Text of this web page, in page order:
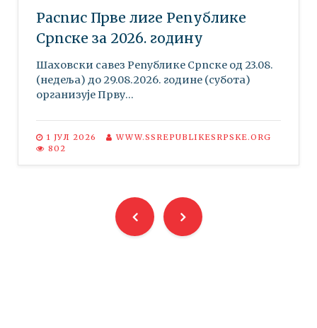
Распис Прве лиге Републике
Српске за 2026. годину
Шаховски савез Републике Српске oд 23.08.
(недеља) до 29.08.2026. године (субота)
организује Прву...
1 ЈУЛ 2026
WWW.SSREPUBLIKESRPSKE.ORG
802